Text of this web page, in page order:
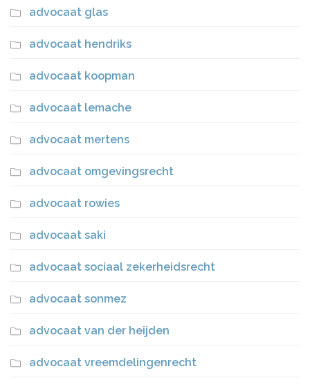
advocaat glas
advocaat hendriks
advocaat koopman
advocaat lemache
advocaat mertens
advocaat omgevingsrecht
advocaat rowies
advocaat saki
advocaat sociaal zekerheidsrecht
advocaat sonmez
advocaat van der heijden
advocaat vreemdelingenrecht